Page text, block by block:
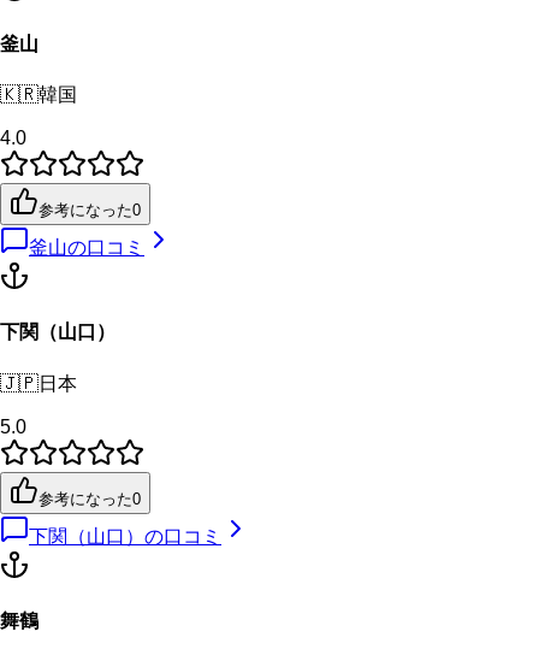
釜山
🇰🇷韓国
4.0
参考になった0
釜山の口コミ
下関（山口）
🇯🇵日本
5.0
参考になった0
下関（山口） の口コミ
舞鶴